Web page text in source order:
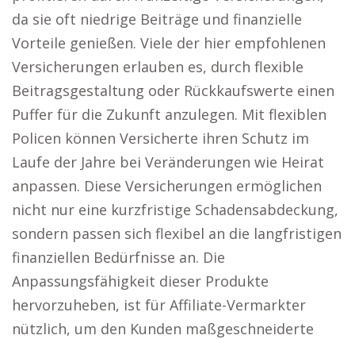
da sie oft niedrige Beiträge und finanzielle
Vorteile genießen. Viele der hier empfohlenen
Versicherungen erlauben es, durch flexible
Beitragsgestaltung oder Rückkaufswerte einen
Puffer für die Zukunft anzulegen. Mit flexiblen
Policen können Versicherte ihren Schutz im
Laufe der Jahre bei Veränderungen wie Heirat
anpassen. Diese Versicherungen ermöglichen
nicht nur eine kurzfristige Schadensabdeckung,
sondern passen sich flexibel an die langfristigen
finanziellen Bedürfnisse an. Die
Anpassungsfähigkeit dieser Produkte
hervorzuheben, ist für Affiliate-Vermarkter
nützlich, um den Kunden maßgeschneiderte